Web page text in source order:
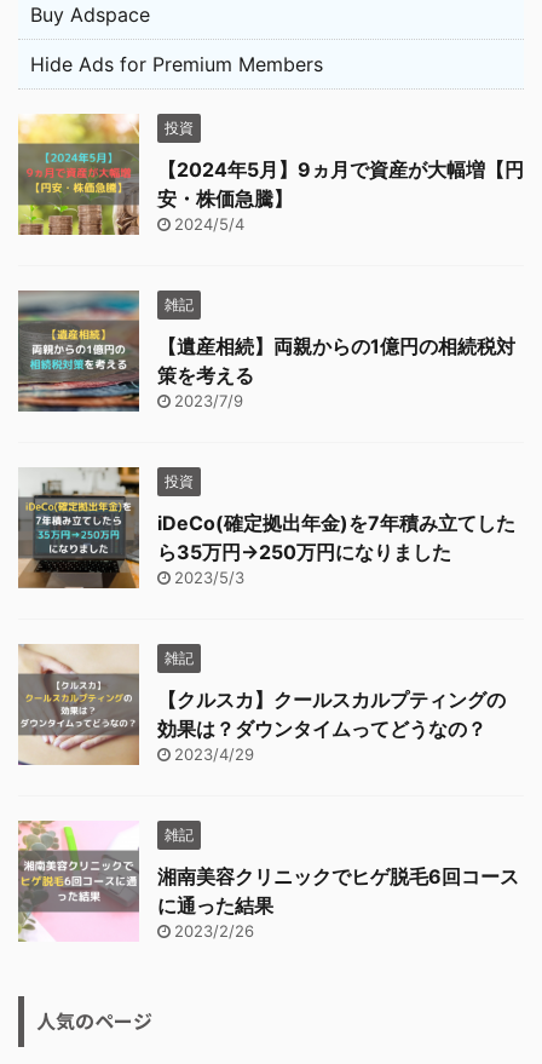
Buy Adspace
Hide Ads for Premium Members
投資
【2024年5月】9ヵ月で資産が大幅増【円
安・株価急騰】
2024/5/4
雑記
【遺産相続】両親からの1億円の相続税対
策を考える
2023/7/9
投資
iDeCo(確定拠出年金)を7年積み立てした
ら35万円→250万円になりました
2023/5/3
雑記
【クルスカ】クールスカルプティングの
効果は？ダウンタイムってどうなの？
2023/4/29
雑記
湘南美容クリニックでヒゲ脱毛6回コース
に通った結果
2023/2/26
人気のページ